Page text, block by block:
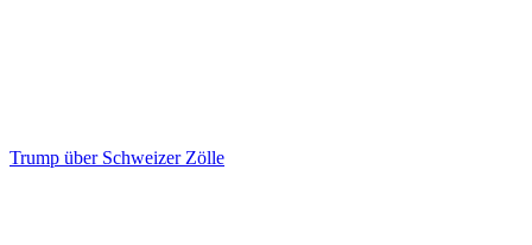
Trump über Schweizer Zölle